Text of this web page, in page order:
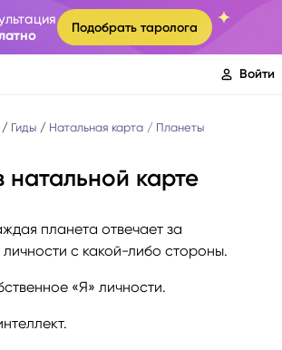
Подобрать таролога
Войти
Гиды Натальная карта Планеты
натальной карте
планета отвечает за
личности с какой-либо стороны.
«Я» личности.